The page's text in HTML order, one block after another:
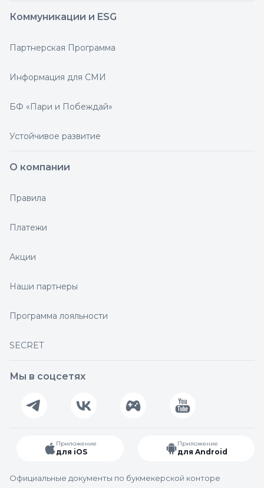
Коммуникации и ESG
Партнерская Программа
Информация для СМИ
БФ «Пари и Побеждай»
Устойчивое развитие
О компании
Правила
Платежи
Акции
Наши партнеры
Программа лояльности
SECRET
Мы в соцсетях
Приложение
для iOS
Приложение
для Android
Официальные документы по букмекерской конторе